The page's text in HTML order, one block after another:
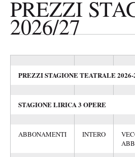
PREZZI
2026/27
PREZZI STAGIONE TEATRALE 2026-
STAGIONE LIRICA 3 OPERE
ABBONAMENTI INTERO